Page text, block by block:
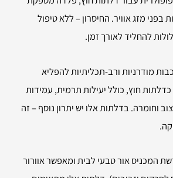
מזג אוויר. החיסרון – ללא טיפול
להחליד לאורך זמן.
מודרניות ורב-תכליתיות להפליא
כדלתות חוץ, כולל יעילות תרמית, עמידות
וחומרה. בדלתות אלו יש יתרון נוסף – זה
המכניס אור טבעי לבית ומאפשר אוורור